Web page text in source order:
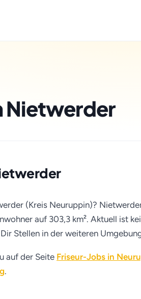
Nietwerder
(Kreis Neuruppin)?
auf 303,3 km². Aktuell ist
Stellen in der weiteren
auf der Seite Friseur-Jobs in
.